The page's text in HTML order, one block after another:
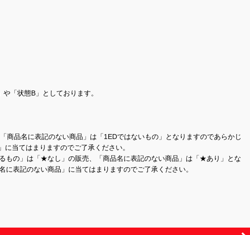
「状態B」としております。
品名に表記のない商品」は「1EDではないもの」となりますのであらかじ
当てはまりますのでご了承ください。
の」は「★なし」の販売、「商品名に表記のない商品」は「★あり」とな
表記のない商品」に当てはまりますのでご了承ください。